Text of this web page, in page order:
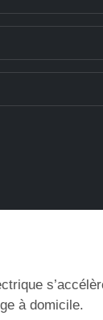
à domicile.